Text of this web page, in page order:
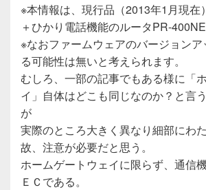
※本情報は、現行品（2013年1月現在
＋ひかり電話機能のルータPR-400NE
※なおファームウェアのバージョン
る可能性は無いと考えられます。
むしろ、一部の記事でもある様に「
イ」自体はどこも同じなのか？と言
が
実際のところ大きく異なり細部にわ
故、注意が必要だと思う。
ホームゲートウェイに限らず、通信
ＥＣである。